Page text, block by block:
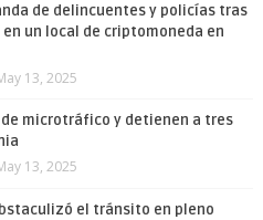
de delincuentes y policías tras
un local de criptomoneda en
13, 2025
microtráfico y detienen a tres
13, 2025
el tránsito en pleno